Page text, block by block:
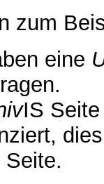
zum
eine
IS
Seite.